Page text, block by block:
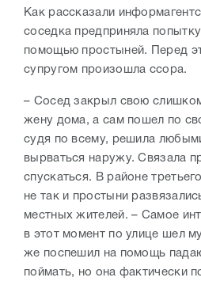
Как рассказали
соседка предприняла
помощью простыней. Перед
супругом произошла ссора.
– Сосед закрыл свою
жену дома, а сам пошел по
судя по всему, решила
вырваться наружу. Связала
спускаться. В районе
не так и простыни
местных жителей. – Самое
в этот момент по улице шел
же поспешил на помощь
поймать, но она фактически